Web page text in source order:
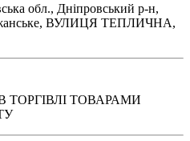
обл., Дніпровський р-н,
ВУЛИЦЯ ТЕПЛИЧНА,
ТОРГІВЛІ ТОВАРАМИ